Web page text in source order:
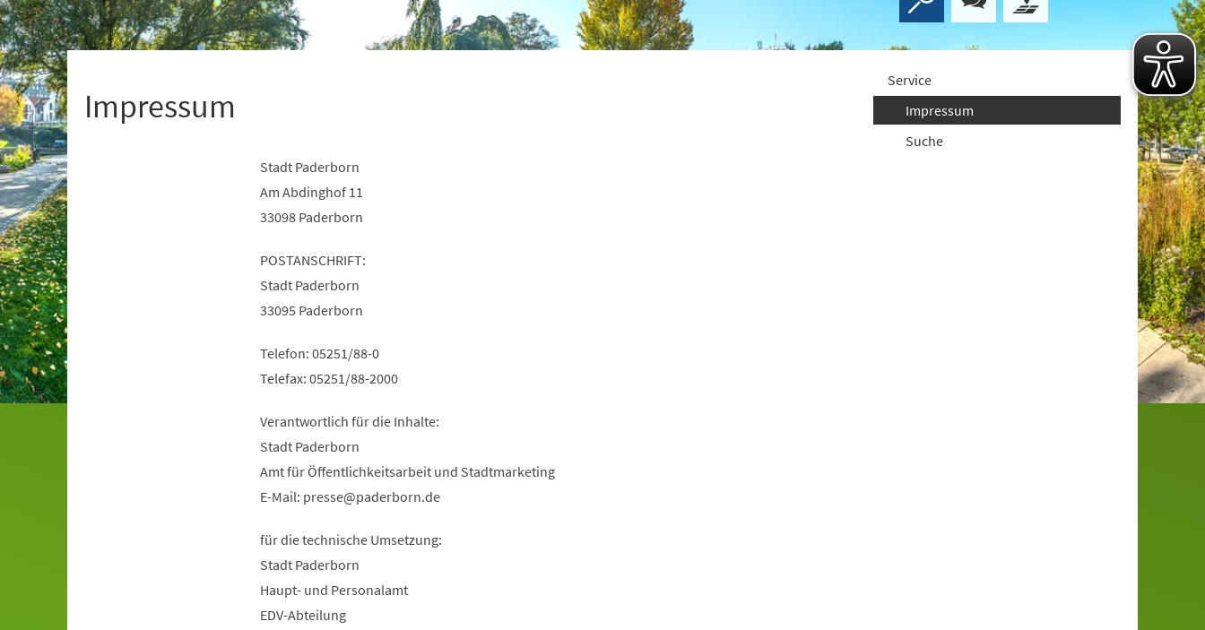
+
1
Impressum
Stadt Paderborn
Am Abdinghof 11
33098 Paderborn
POSTANSCHRIFT:
Stadt Paderborn
33095 Paderborn
Telefon: 05251/88-0
Telefax: 05251/88-2000
Verantwortlich für die Inhalte:
Stadt Paderborn
Amt für Öffentlichkeitsarbeit und Stadtmarketing
E-Mail: presse paderborn de
für die technische Umsetzung:
Stadt Paderborn
Haupt- und Personalamt
EDV-Abteilung
Service
Impressum
Suche